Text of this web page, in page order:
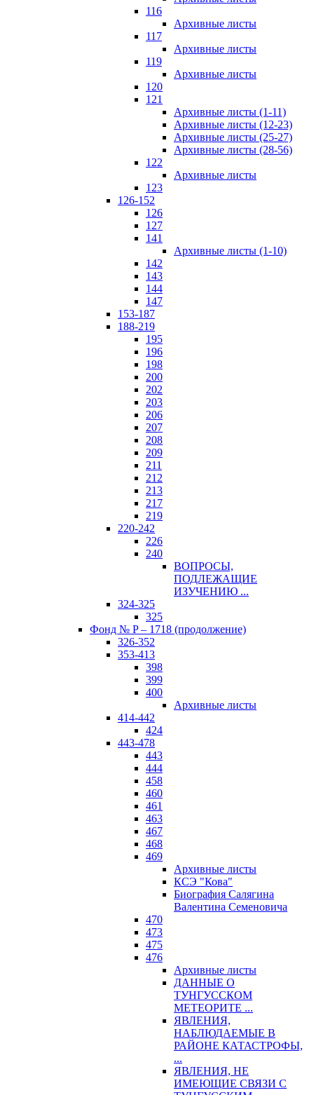
116
Архивные листы
117
Архивные листы
119
Архивные листы
120
121
Архивные листы (1-11)
Архивные листы (12-23)
Архивные листы (25-27)
Архивные листы (28-56)
122
Архивные листы
123
126-152
126
127
141
Архивные листы (1-10)
142
143
144
147
153-187
188-219
195
196
198
200
202
203
206
207
208
209
211
212
213
217
219
220-242
226
240
ВОПРОСЫ,
ПОДЛЕЖАЩИЕ
ИЗУЧЕНИЮ ...
324-325
325
Фонд № P – 1718 (продолжение)
326-352
353-413
398
399
400
Архивные листы
414-442
424
443-478
443
444
458
460
461
463
467
468
469
Архивные листы
КСЭ "Кова"
Биография Салягина
Валентина Семеновича
470
473
475
476
Архивные листы
ДАННЫЕ О
ТУНГУССКОМ
МЕТЕОРИТЕ ...
ЯВЛЕНИЯ,
НАБЛЮДАЕМЫЕ В
РАЙОНЕ КАТАСТРОФЫ,
...
ЯВЛЕНИЯ, НЕ
ИМЕЮЩИЕ СВЯЗИ С